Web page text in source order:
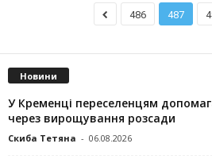
486 487
Новини
У Кременці переселенцям
через вирощування розсади
Скиба Тетяна - 06.08.2026